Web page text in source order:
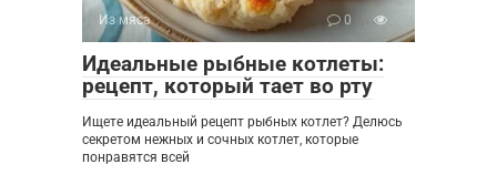
Из мяса 0
Идеальные рыбные котлеты:
рецепт, который тает во рту
Ищете идеальный рецепт рыбных котлет? Делюсь
секретом нежных и сочных котлет, которые
понравятся всей